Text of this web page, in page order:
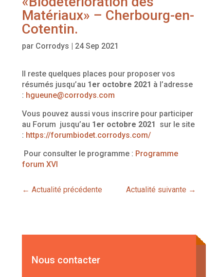
Matériaux» – Cherbourg-en-
Cotentin.
par Corrodys | 24 Sep 2021
Il reste quelques places pour proposer vos
résumés jusqu’au 1er octobre 2021 à l’adresse
: hgueune@corrodys.com
Vous pouvez aussi vous inscrire pour participer
au Forum jusqu’au 1er octobre 2021 sur le site
: https://forumbiodet.corrodys.com/
Pour consulter le programme : Programme
forum XVI
← Actualité précédente Actualité suivante →
Nous contacter